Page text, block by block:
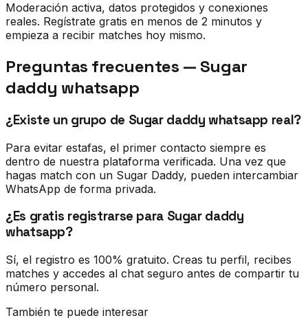
Moderación activa, datos protegidos y conexiones
reales. Regístrate gratis en menos de 2 minutos y
empieza a recibir matches hoy mismo.
Preguntas frecuentes — Sugar
daddy whatsapp
¿Existe un grupo de Sugar daddy whatsapp real?
Para evitar estafas, el primer contacto siempre es
dentro de nuestra plataforma verificada. Una vez que
hagas match con un Sugar Daddy, pueden intercambiar
WhatsApp de forma privada.
¿Es gratis registrarse para Sugar daddy
whatsapp?
Sí, el registro es 100% gratuito. Creas tu perfil, recibes
matches y accedes al chat seguro antes de compartir tu
número personal.
También te puede interesar